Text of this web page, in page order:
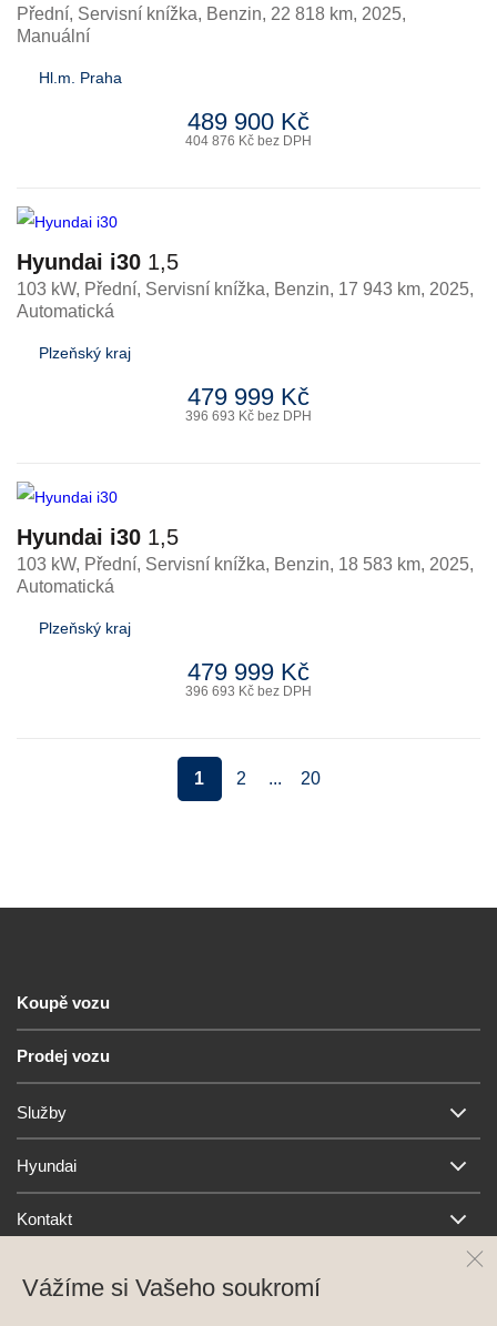
Přední, Servisní knížka, Benzin, 22 818 km, 2025,
Manuální
Hl.m. Praha
489 900 Kč
404 876 Kč bez DPH
Hyundai i30 1,5
103 kW, Přední, Servisní knížka, Benzin, 17 943 km, 2025,
Automatická
Plzeňský kraj
479 999 Kč
396 693 Kč bez DPH
Hyundai i30 1,5
103 kW, Přední, Servisní knížka, Benzin, 18 583 km, 2025,
Automatická
Plzeňský kraj
479 999 Kč
396 693 Kč bez DPH
1 2 ... 20
Koupě vozu
Prodej vozu
Služby
Hyundai
Kontakt
Vážíme si Vašeho soukromí